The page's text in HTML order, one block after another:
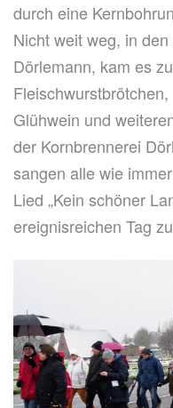
durch eine
Nicht weit weg, in
Dörlemann, kam es
Fleischwurstbrötchen,
Glühwein und
der Kornbrennerei
sangen alle wie
Lied „Kein schöner
ereignisreichen Tag